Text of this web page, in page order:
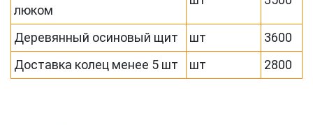
люком
Деревянный осиновый щит шт
3600
Доставка колец менее 5 шт
шт 2800